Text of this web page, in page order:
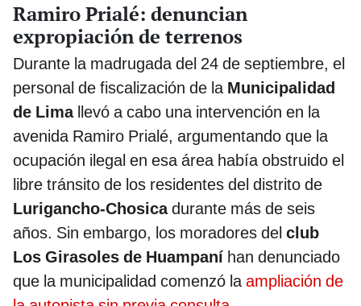
Ramiro Prialé: denuncian
expropiación de terrenos
Durante la madrugada del 24 de septiembre, el
personal de fiscalización de laMunicipalidad
de Limallevó a cabo una intervención en la
avenida Ramiro Prialé, argumentando que la
ocupación ilegal en esa área había obstruido el
libre tránsito de los residentes del distrito de
Lurigancho-Chosicadurante más de seis
años. Sin embargo, los moradores del club
Los Girasoles de Huampaní han denunciado
que la municipalidad comenzó laampliación de